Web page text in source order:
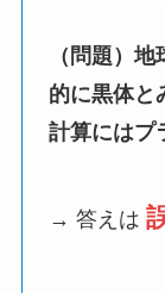
（問題）
的に黒体と
計算にはプ
→ 答えは